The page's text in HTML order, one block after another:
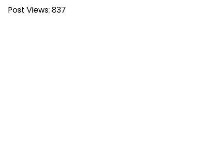
Post Views: 837